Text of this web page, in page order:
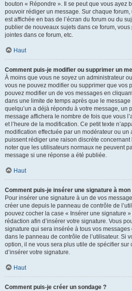
bouton « Répondre ». Il se peut que vous ayez
pouvoir rédiger un message. Sur chaque
est affichée en bas de l’écran du forum ou du
publier de nouveaux sujets dans ce forum,
jointes dans ce forum, etc.
Haut
Comment puis-je modifier ou supprimer un
À moins que vous ne soyez un administrateur
vous ne pouvez modifier ou supprimer que vos
pouvez modifier un de vos messages en
dans une limite de temps après que le
quelqu’un a déjà répondu à votre message, un
message affichera le nombre de fois que vous
et l’heure de la modification. Ce petit texte
modification effectuée par un modérateur ou un
puissent rédiger une raison discrète
noter que les utilisateurs normaux ne peuvent
message si une réponse a été publiée.
Haut
Comment puis-je insérer une signature à
Pour insérer une signature à un de vos
créer une depuis le panneau de contrôle de
pouvez cocher la case « Insérer une signature
rédaction afin d’insérer votre signature. Vous
signature qui sera insérée à tous vos
dans le panneau de contrôle de l’utilisateur. Si
option, il ne vous sera plus utile de spécifier
d’insérer votre signature.
Haut
Comment puis-je créer un sondage ?